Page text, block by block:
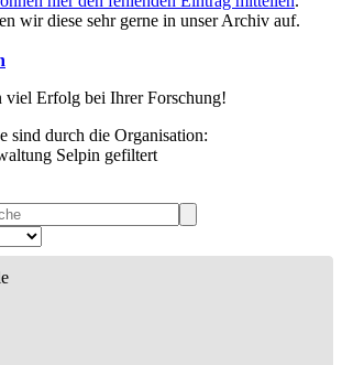
wir diese sehr gerne in unser Archiv auf.
viel Erfolg bei Ihrer Forschung!
sind durch die Organisation:
Selpin gefiltert